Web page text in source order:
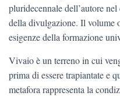
pluridecennale dell’autore
della divulgazione. Il volume
esigenze della formazione
Vivaio è un terreno in cui
prima di essere trapiantate e
metafora rappresenta la